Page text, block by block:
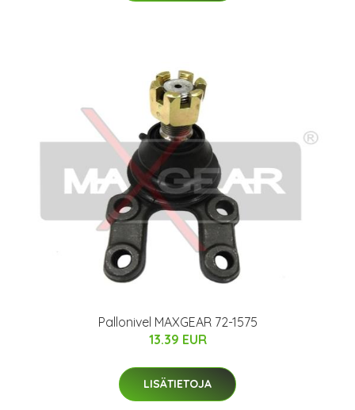
Pallonivel MAXGEAR 72-1575
13.39 EUR
LISÄTIETOJA